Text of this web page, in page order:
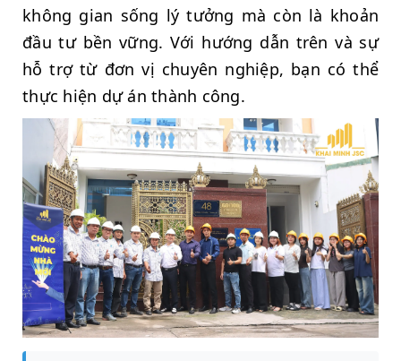
không gian sống lý tưởng mà còn là khoản
đầu tư bền vững. Với hướng dẫn trên và sự
hỗ trợ từ đơn vị chuyên nghiệp, bạn có thể
thực hiện dự án thành công.